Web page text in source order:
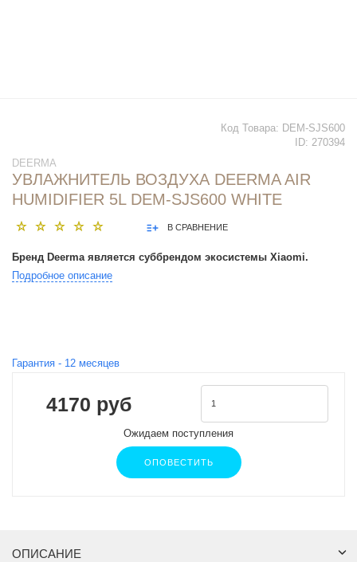
Код Товара: DEM-SJS600
ID: 270394
DEERMA
УВЛАЖНИТЕЛЬ ВОЗДУХА DEERMA AIR
HUMIDIFIER 5L DEM-SJS600 WHITE
В СРАВНЕНИЕ
Бренд Deerma является суббрендом экосистемы Xiaomi.
Подробное описание
Гарантия - 12 месяцев
4170 руб
Ожидаем поступления
ОПОВЕСТИТЬ
ОПИСАНИЕ